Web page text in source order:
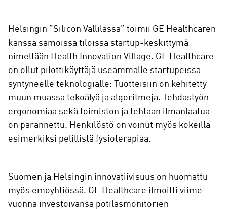
Helsingin ”Silicon Vallilassa” toimii GE Healthcaren
kanssa samoissa tiloissa startup-keskittymä
nimeltään Health Innovation Village. GE Healthcare
on ollut pilottikäyttäjä useammalle startupeissa
syntyneelle teknologialle: Tuotteisiin on kehitetty
muun muassa tekoälyä ja algoritmeja. Tehdastyön
ergonomiaa sekä toimiston ja tehtaan ilmanlaatua
on parannettu. Henkilöstö on voinut myös kokeilla
esimerkiksi pelillistä fysioterapiaa.
Suomen ja Helsingin innovatiivisuus on huomattu
myös emoyhtiössä. GE Healthcare ilmoitti viime
vuonna investoivansa potilasmonitorien